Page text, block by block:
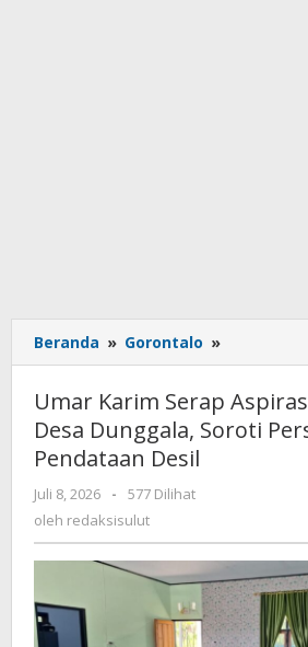
Beranda » Gorontalo »
Karim
Aspirasi
Desil
Umar Karim Serap
Desa Dunggala, Soroti
Pendataan Desil
Juli 8, 2026
oleh
redaksisulut
-
577 Dilihat
oleh redaksisulut